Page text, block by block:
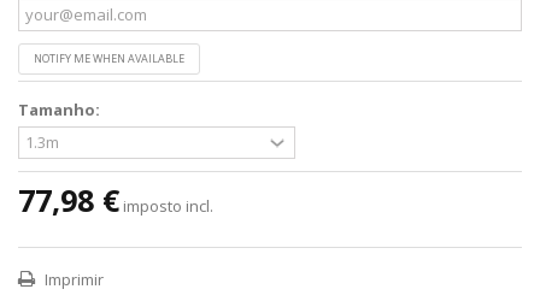
NOTIFY ME WHEN AVAILABLE
Tamanho:
77,98 € imposto incl.
Imprimir